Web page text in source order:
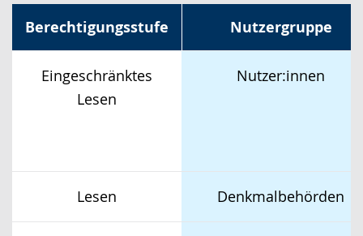
t
Berechtigungsstufe Nutzergruppe
Eingeschränktes
Lesen
Nutzer:innen
Lesen Denkmalbehörden